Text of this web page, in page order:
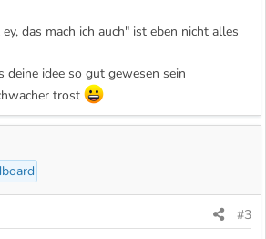
das mach ich auch" ist eben nicht alles
deine idee so gut gewesen sein
trost
#3